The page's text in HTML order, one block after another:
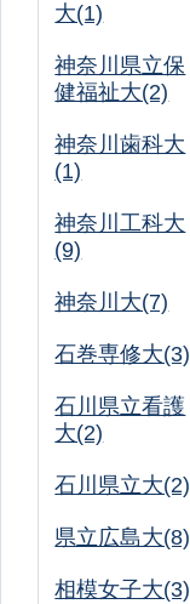
大(1)
神奈川県立保
健福祉大(2)
神奈川歯科大
(1)
神奈川工科大
(9)
神奈川大(7)
石巻専修大(3)
石川県立看護
大(2)
石川県立大(2)
県立広島大(8)
相模女子大(3)